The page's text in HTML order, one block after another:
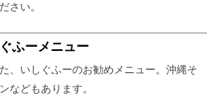
さい。
ふーメニュー
、いしぐふーのお勧めメニュー。沖縄そ
などもあります。